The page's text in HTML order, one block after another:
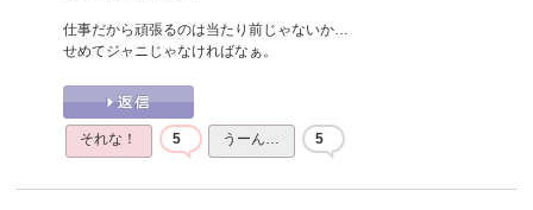
仕事だから頑張るのは当たり前じゃないか…
せめてジャニじゃなければなぁ。
それな！ 5 うーん… 5